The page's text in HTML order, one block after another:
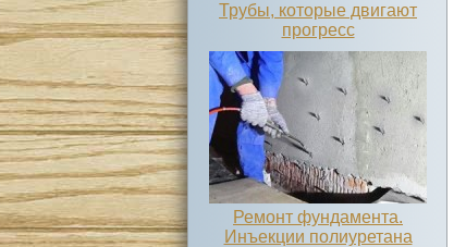
Трубы, которые двигают
прогресс
Ремонт фундамента.
Инъекции полиуретана